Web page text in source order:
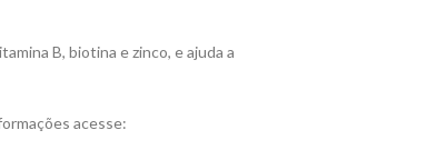
B, biotina e zinco, e ajuda a
acesse: